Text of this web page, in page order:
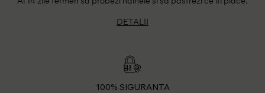
DETALII
100% SIGURANTA